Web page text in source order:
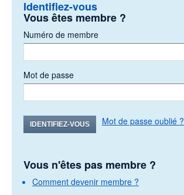
Identifiez-vous
Vous êtes membre ?
Numéro de membre
Mot de passe
IDENTIFIEZ-VOUS Mot de passe oublié ?
Vous n'êtes pas membre ?
Comment devenir membre ?